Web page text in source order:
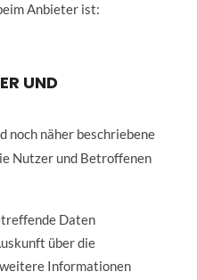
Anbieter ist:
UND
noch näher beschriebene
Nutzer und Betroffenen
Daten
über die
Informationen